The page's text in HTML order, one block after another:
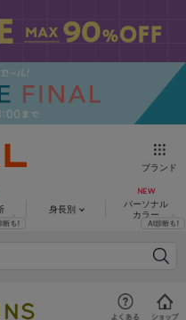
ブランド
身長別
パーソナル
カラー